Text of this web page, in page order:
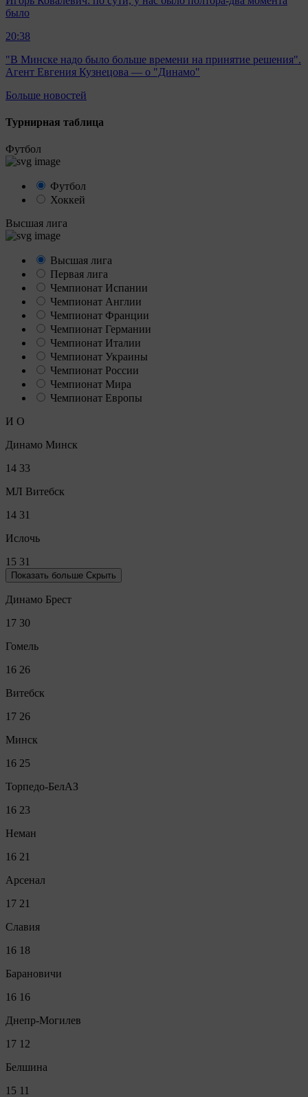
было
20:38
"В Минске надо было больше времени на принятие решения".
Агент Евгения Кузнецова — о "Динамо"
Больше новостей
Турнирная таблица
Футбол
Футбол
Хоккей
Высшая лига
Высшая лига
Первая лига
Чемпионат Испании
Чемпионат Англии
Чемпионат Франции
Чемпионат Германии
Чемпионат Италии
Чемпионат Украины
Чемпионат России
Чемпионат Мира
Чемпионат Европы
И О
Динамо Минск
14 33
МЛ Витебск
14 31
Ислочь
15 31
Показать больше Скрыть
Динамо Брест
17 30
Гомель
16 26
Витебск
17 26
Минск
16 25
Торпедо-БелАЗ
16 23
Неман
16 21
Арсенал
17 21
Славия
16 18
Барановичи
16 16
Днепр-Могилев
17 12
Белшина
15 11